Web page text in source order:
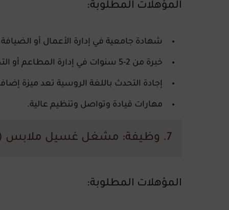
المؤهلات المطلوبة:
شهادة جامعية في إدارة الأعمال أو
خبرة من 2-5 سنوات في إدارة المطاعم أو التجزئة.
إجادة التحدث باللغة الروسية تعد ميزة
مهارات قيادة وتواصل وتنظيم عالية.
7. وظيفة: مشغل غسيل ملابس (Laundry Attendant)
المؤهلات المطلوبة: